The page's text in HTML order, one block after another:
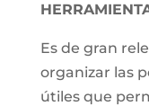
Es de gran
organizar las
útiles que